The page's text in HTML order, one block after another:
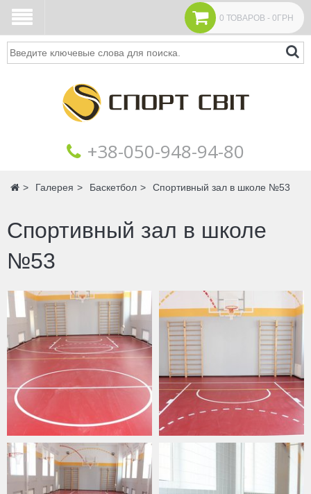
0 ТОВАРОВ - 0ГРН
Поиск
+38‎‎-050-948-94-80
Главная
Галерея Баскетбол Спортивный зал в школе №53
Спортивный зал в школе
№53